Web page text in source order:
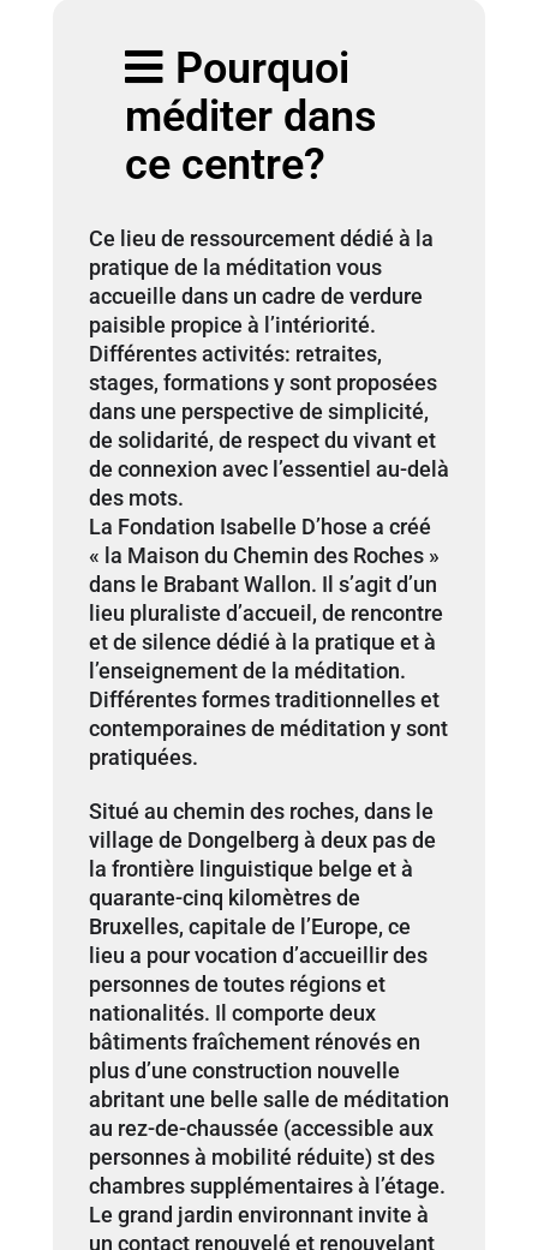
Pourquoi
méditer dans
ce centre?
Ce lieu de ressourcement dédié à la
pratique de la méditation vous
accueille dans un cadre de verdure
paisible propice à l’intériorité.
Différentes activités: retraites,
stages, formations y sont proposées
dans une perspective de simplicité,
de solidarité, de respect du vivant et
de connexion avec l’essentiel au-delà
des mots.
La Fondation Isabelle D’hose a créé
« la Maison du Chemin des Roches »
dans le Brabant Wallon. Il s’agit d’un
lieu pluraliste d’accueil, de rencontre
et de silence dédié à la pratique et à
l’enseignement de la méditation.
Différentes formes traditionnelles et
contemporaines de méditation y sont
pratiquées.
Situé au chemin des roches, dans le
village de Dongelberg à deux pas de
la frontière linguistique belge et à
quarante-cinq kilomètres de
Bruxelles, capitale de l’Europe, ce
lieu a pour vocation d’accueillir des
personnes de toutes régions et
nationalités. Il comporte deux
bâtiments fraîchement rénovés en
plus d’une construction nouvelle
abritant une belle salle de méditation
au rez-de-chaussée (accessible aux
personnes à mobilité réduite) st des
chambres supplémentaires à l’étage.
Le grand jardin environnant invite à
un contact renouvelé et renouvelant